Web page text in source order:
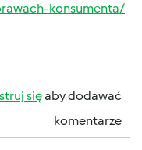
konsumenta/
sięaby dodawać
komentarze